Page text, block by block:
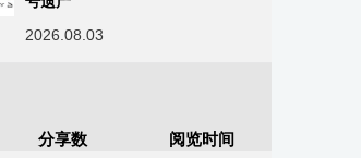
2026.08.03
分享数 阅览时间